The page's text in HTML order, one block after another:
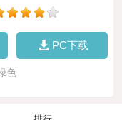
PC下载
色